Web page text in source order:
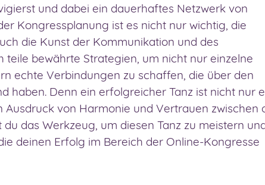
und dabei ein dauerhaftes Netzwerk von
Kongressplanung ist es nicht nur wichtig, die
die Kunst der Kommunikation und des
teile bewährte Strategien, um nicht nur einzelne
echte Verbindungen zu schaffen, die über den
haben. Denn ein erfolgreicher Tanz ist nicht nur
von Harmonie und Vertrauen zwischen
das Werkzeug, um diesen Tanz zu meistern
deinen Erfolg im Bereich der Online-Kongresse